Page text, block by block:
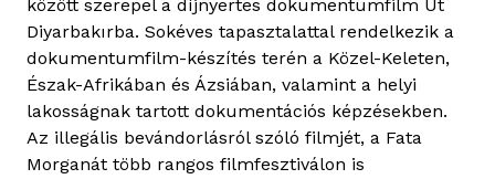
között szerepel a díjnyertes dokumentumfilm Út
Diyarbakırba. Sokéves tapasztalattal rendelkezik a
dokumentumfilm-készítés terén a Közel-Keleten,
Észak-Afrikában és Ázsiában, valamint a helyi
lakosságnak tartott dokumentációs képzésekben.
Az illegális bevándorlásról szóló filmjét, a Fata
Morganát több rangos filmfesztiválon is